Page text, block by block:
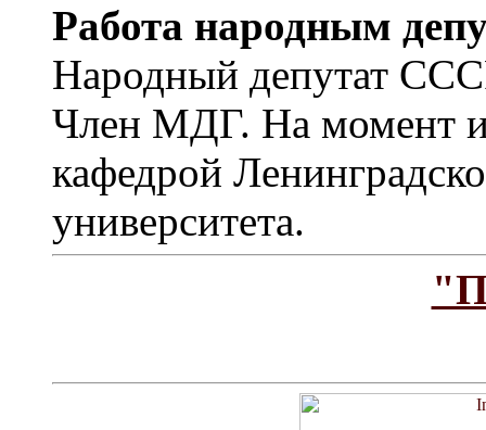
Работа народным
Народный депутат
Член МДГ. На момент
кафедрой
университета.